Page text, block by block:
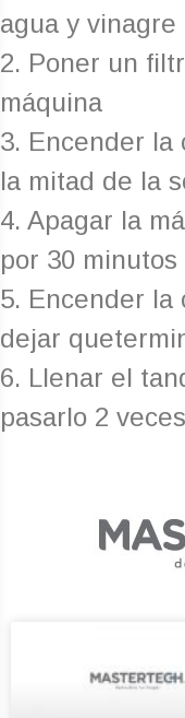
agua y vinagre
2. Poner un
máquina
3. Encender la
la mitad de la
4. Apagar la
por 30 minutos
5. Encender la
dejar
6. Llenar el
pasarlo 2